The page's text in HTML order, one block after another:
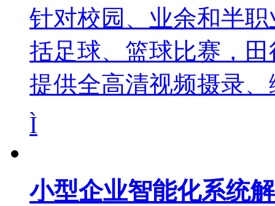
针对校园、业余和半
括足球、篮球比赛，
提供全高清视频摄录
Ì
小型企业智能化系统